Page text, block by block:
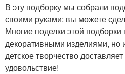
В эту подборку мы собрали
своими руками: вы можете
Многие поделки этой
декоративными изделиями, но
детское творчество
удовольствие!